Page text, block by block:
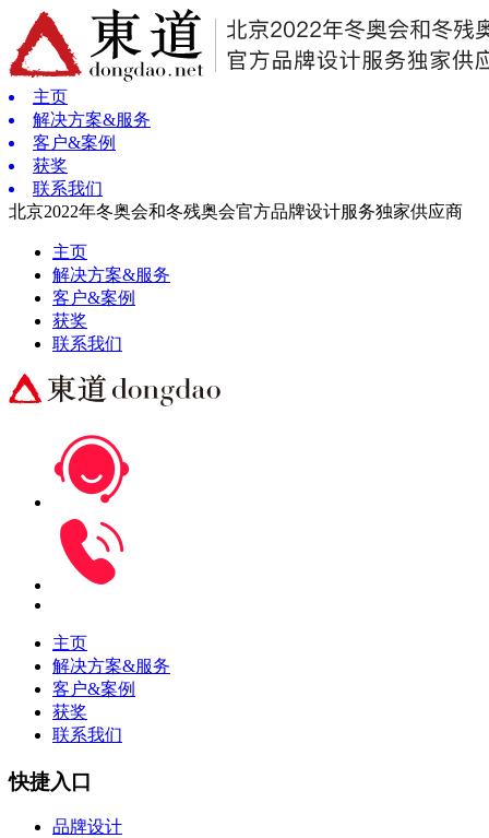
主页
解决方案&服务
客户&案例
获奖
联系我们
北京2022年冬奥会和冬残奥会官方品牌设计服务独家供应商
主页
解决方案&服务
客户&案例
获奖
联系我们
主页
解决方案&服务
客户&案例
获奖
联系我们
快捷入口
品牌设计